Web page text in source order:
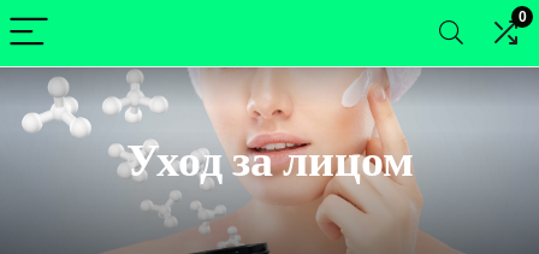
0
Уход за лицом